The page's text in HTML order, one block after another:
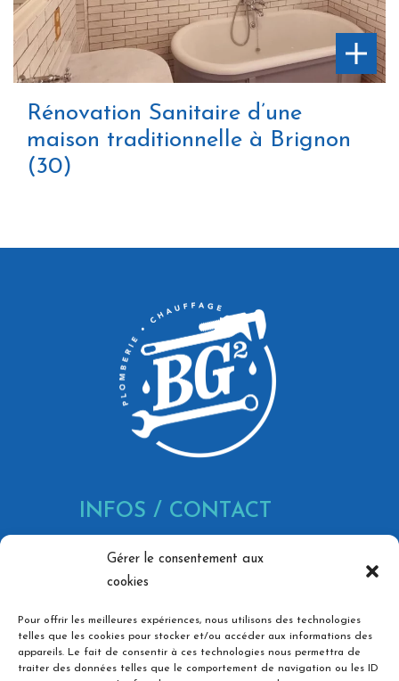
Gérer le consentement aux
cookies
Pour offrir les meilleures expériences, nous utilisons des technologies
telles que les cookies pour stocker et/ou accéder aux informations des
appareils. Le fait de consentir à ces technologies nous permettra de
traiter des données telles que le comportement de navigation ou les ID
Rénovation Sanitaire d’une
maison traditionnelle à Brignon
(30)
INFOS / CONTACT
866 Av. Marechal Juin, 30900
Nîmes
06 73 36 74 03
Ouvert du lundi au vendredi,